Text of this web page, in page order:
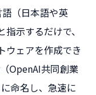
（日本語や英
示するだけで、
ウェアを作成でき
OpenAI共同創業
命名し、急速に